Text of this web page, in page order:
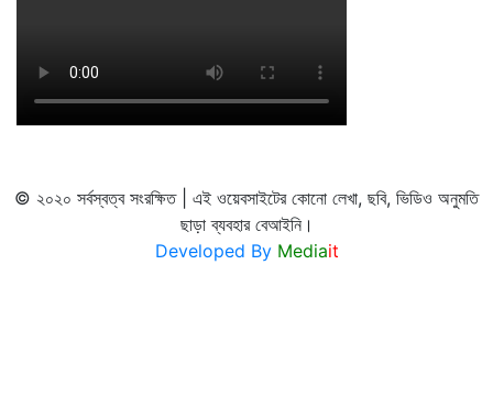
© ২০২০ সর্বস্বত্ব সংরক্ষিত | এই ওয়েবসাইটের কোনো লেখা, ছবি, ভিডিও অনুমতি
ছাড়া ব্যবহার বেআইনি।
Developed By Mediait